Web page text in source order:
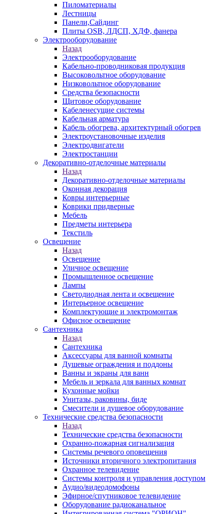
Пиломатериалы
Лестницы
Панели,Сайдинг
Плиты OSB, ЛДСП, ХДФ, фанера
Электрооборудование
Назад
Электрооборудование
Кабельно-проводниковая продукция
Высоковольтное оборудование
Низковольтное оборудование
Средства безопасности
Щитовое оборудование
Кабеленесущие системы
Кабельная арматура
Кабель обогрева, архитектурный обогрев
Электроустановочные изделия
Электродвигатели
Электростанции
Декоративно-отделочные материалы
Назад
Декоративно-отделочные материалы
Оконная декорация
Ковры интерьерные
Коврики придверные
Мебель
Предметы интерьера
Текстиль
Освещение
Назад
Освещение
Уличное освещение
Промышленное освещение
Лампы
Светодиодная лента и освещение
Интерьерное освещение
Комплектующие и электромонтаж
Офисное освещение
Сантехника
Назад
Сантехника
Аксессуары для ванной комнаты
Душевые ограждения и поддоны
Ванны и экраны для ванн
Мебель и зеркала для ванных комнат
Кухонные мойки
Унитазы, раковины, биде
Смесители и душевое оборудование
Технические средства безопасности
Назад
Технические средства безопасности
Охранно-пожарная сигнализация
Системы речевого оповещения
Источники вторичного электропитания
Охранное телевидение
Системы контроля и управления доступом
Аудио/видеодомофоны
Эфирное/спутниковое телевидение
Оборудование радиоканальное